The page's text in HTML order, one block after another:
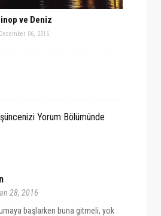
ve Deniz
December 06, 2016
Yorum Bölümünde
28, 2016
başlarken buna gitmeli, yok